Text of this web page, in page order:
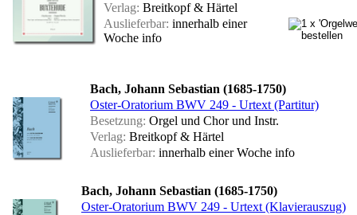
Verlag: Breitkopf & Härtel
Auslieferbar: innerhalb einer
Woche info
Bach, Johann Sebastian (1685-1750)
Oster-Oratorium BWV 249 - Urtext (Partitur)
Besetzung: Orgel und Chor und Instr.
Verlag: Breitkopf & Härtel
Auslieferbar: innerhalb einer Woche info
Bach, Johann Sebastian (1685-1750)
Oster-Oratorium BWV 249 - Urtext (Klavierauszug)